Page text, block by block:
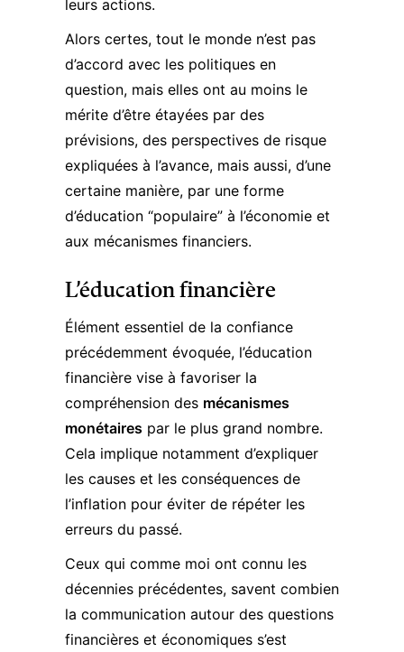
leurs actions.
Alors certes, tout le monde n’est pas
d’accord avec les politiques en
question, mais elles ont au moins le
mérite d’être étayées par des
prévisions, des perspectives de risque
expliquées à l’avance, mais aussi, d’une
certaine manière, par une forme
d’éducation “populaire” à l’économie et
aux mécanismes financiers.
L’éducation financière
Élément essentiel de la confiance
précédemment évoquée, l’éducation
financière vise à favoriser la
compréhension des mécanismes
monétaires par le plus grand nombre.
Cela implique notamment d’expliquer
les causes et les conséquences de
l’inflation pour éviter de répéter les
erreurs du passé.
Ceux qui comme moi ont connu les
décennies précédentes, savent combien
la communication autour des questions
financières et économiques s’est